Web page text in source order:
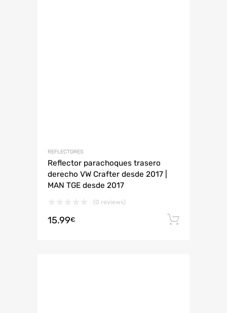
REFLECTORES
Reflector parachoques trasero
derecho VW Crafter desde 2017 |
MAN TGE desde 2017
(0 reviews)
15.99€